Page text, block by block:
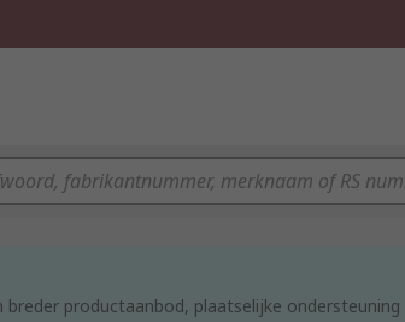
productaanbod, plaatselijke